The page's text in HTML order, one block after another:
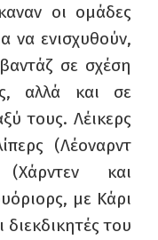
οι ομάδες
να ενισχυθούν,
σε σχέση
αλλά και σε
τους. Λέικερς
(Λέοναρντ
και
με Κάρι
διεκδικητές του